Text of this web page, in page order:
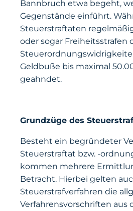
Bannbruch etwa begeht,
Gegenstände einführt.
Steuerstraftaten
oder sogar Freiheitsstrafen
Geldbuße bis maximal
geahndet.
Grundzüge des
Besteht ein begründeter
Steuerstraftat bzw. -
kommen mehrere
Betracht. Hierbei gelten
Steuerstrafverfahren die
Verfahrensvorschriften aus